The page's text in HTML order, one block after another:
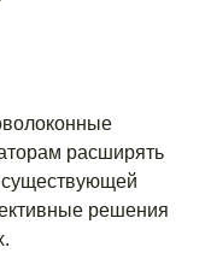
расширять
существующей
решения